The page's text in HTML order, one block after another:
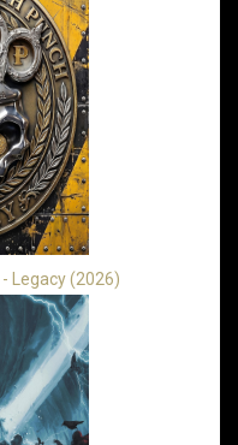
Legacy (2026)